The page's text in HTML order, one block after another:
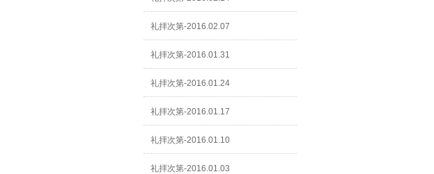
礼拝次第-2016.02.07
礼拝次第-2016.01.31
礼拝次第-2016.01.24
礼拝次第-2016.01.17
礼拝次第-2016.01.10
礼拝次第-2016.01.03